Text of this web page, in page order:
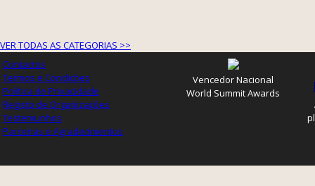
VER TODAS AS CATEGORIAS >>
Contactos
Termos e Condições
Política de Privacidade
Registo de Organizações
Testemunhos
Parcerias e Agradecimentos
Vencedor Nacional
World Summit Awards